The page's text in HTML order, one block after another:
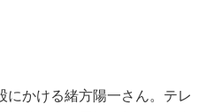
にかける緒方陽一さん。テレ